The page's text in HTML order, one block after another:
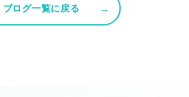
ブログ一覧に戻る